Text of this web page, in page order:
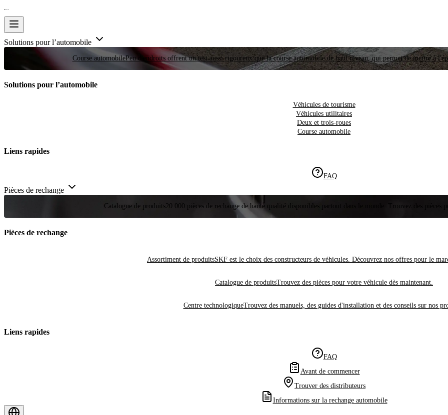
Solutions pour l’automobile
Course automobilePeu d'endroits offrent un test aussi rigoureux que la course automobile de haut niveau, qui permet de mettre à
Solutions pour l’automobile
Véhicules de tourisme
Véhicules utilitaires
Deux et trois-roues
Course automobile
Liens rapides
FAQ
Pièces de rechange
Catalogue de produits20 000 pièces de rechange de haute qualité disponibles partout dans le monde. Trouvez des pièces
Pièces de rechange
Assortiment de produitsSKF est le choix des constructeurs de véhicules. Découvrez nos offres pour le
Catalogue de produitsTrouvez des pièces pour votre véhicule dès maintenant.
Centre technologiqueTrouvez des manuels, des guides d'installation et des conseils sur nos
Liens rapides
FAQ
Avant de commencer
Trouver des distributeurs
Informations sur la rechange automobile